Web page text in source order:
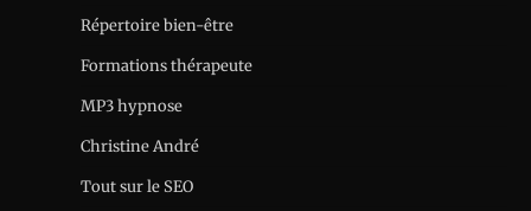
Répertoire bien-être
Formations thérapeute
MP3 hypnose
Christine André
Tout sur le SEO